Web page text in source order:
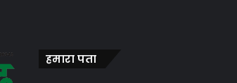
हमारा पता